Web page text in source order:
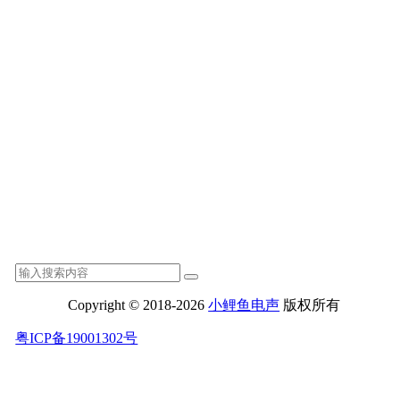
Copyright © 2018-2026小鲤鱼电声 版权所有
粤ICP备19001302号